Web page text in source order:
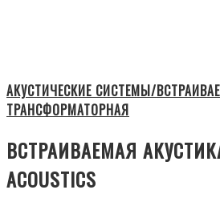
АКУСТИЧЕСКИЕ СИСТЕМЫ/
ТРАНСФОРМАТОРНАЯ
ВСТРАИВАЕМАЯ
ACOUSTICS